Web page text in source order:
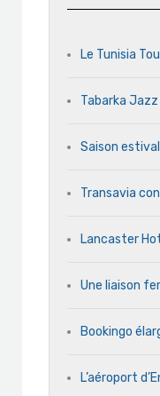
Le Tunisia
Tabarka
Saison
Transavia
Lancaster
Une liaison
Bookingo
L’aéroport